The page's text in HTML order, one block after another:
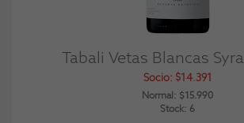
Tabali Vetas Blancas
Socio: $14.391
Normal: $15.990
Stock: 6